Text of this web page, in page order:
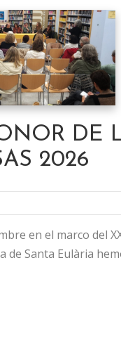
DE
2026
en el marco del
de Santa Eulària